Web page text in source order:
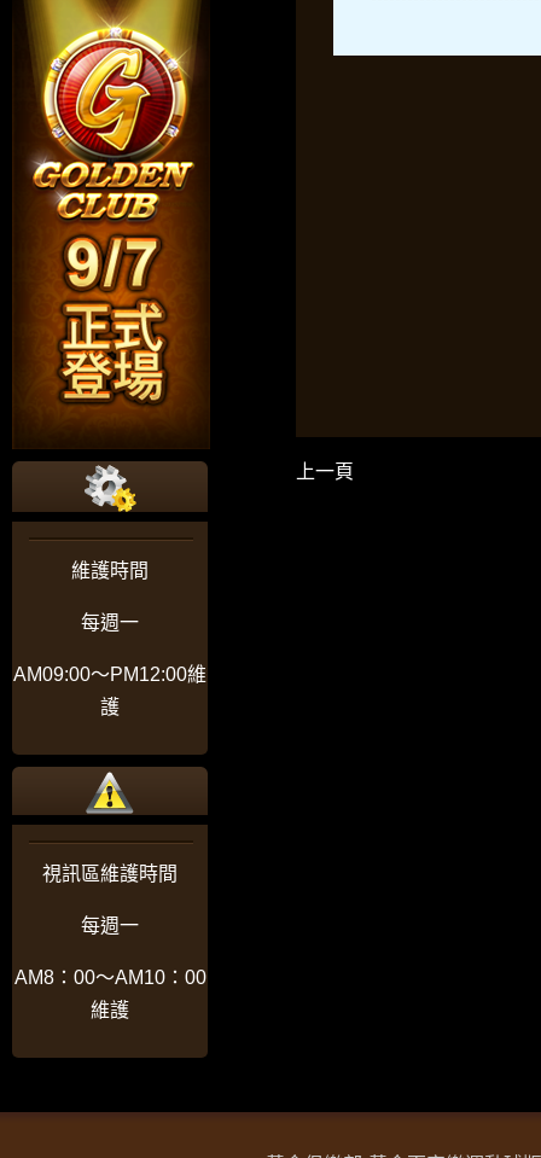
維護時間
每週一
AM09:00〜PM12:00維
護
視訊區維護時間
每週一
AM8：00〜AM10：00
維護
上一頁